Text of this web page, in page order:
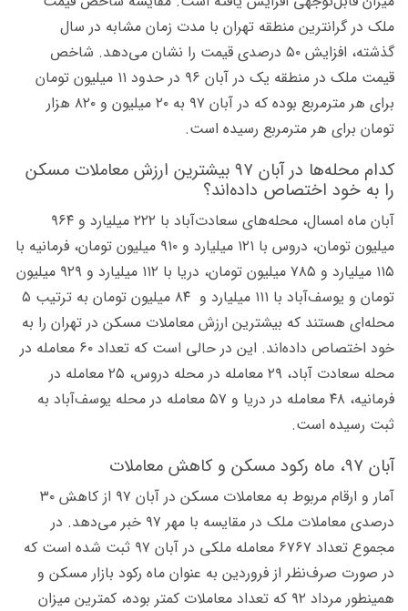
ملک در گرانترین منطقه تهران با مدت زمان مشابه در سال
گذشته، افزایش ۵۰ درصدی قیمت را نشان می‌دهد. شاخص
قیمت ملک در منطقه یک در آبان ۹۶ در حدود ۱۱ میلیون تومان
برای هر مترمربع بوده که در آبان ۹۷ به ۲۰ میلیون و ۸۲۰ هزار
تومان برای هر مترمربع رسیده است.
کدام محله‌ها در آبان ۹۷ بیشترین ارزش معاملات مسکن
را به خود اختصاص داده‌اند؟
آبان ماه امسال، محله‌های سعادت‌آباد با ۲۲۲ میلیارد و ۹۶۴
میلیون تومان، دروس با ۱۲۱ میلیارد و ۹۱۰ میلیون تومان، فرمانیه با
۱۱۵ میلیارد و ۷۸۵ میلیون تومان، دریا با ۱۱۲ میلیارد و ۹۲۹ میلیون
تومان و یوسف‌آباد با ۱۱۱ میلیارد و ۸۴ میلیون تومان به ترتیب ۵
محله‌ای هستند که بیشترین ارزش معاملات مسکن در تهران را به
خود اختصاص داده‌اند. این در حالی است که تعداد ۶۰ معامله در
محله سعادت آباد، ۲۹ معامله در محله دروس، ۲۵ معامله در
فرمانیه، ۴۸ معامله در دریا و ۵۷ معامله در محله یوسف‌آباد به
ثبت رسیده است.
آبان ۹۷، ماه رکود مسکن و کاهش معاملات
آمار و ارقام مربوط به معاملات مسکن در آبان ۹۷ از کاهش ۳۰
درصدی معاملات ملک در مقایسه با مهر ۹۷ خبر می‌دهد. در
مجموع تعداد ۶۷۶۷ معامله ملکی در آبان ۹۷ ثبت شده است که
در صورت صرف‌نظر از فروردین به عنوان ماه رکود بازار مسکن و
همینطور مرداد ۹۲ که تعداد معاملات کمتر بوده، کمترین میزان